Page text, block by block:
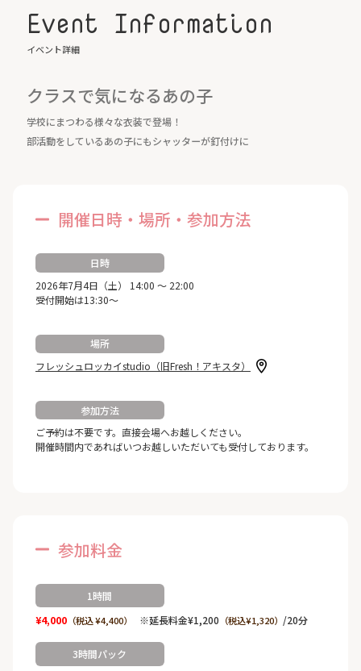
Event Information
イベント詳細
クラスで気になるあの子
学校にまつわる様々な衣装で登場！
部活動をしているあの子にもシャッターが釘付けに
開催日時・場所・参加方法
日時
2026年7月4日（土） 14:00 ～ 22:00
受付開始は13:30～
場所
フレッシュロッカイstudio（旧Fresh！アキスタ）
参加方法
ご予約は不要です。直接会場へお越しください。
開催時間内であればいつお越しいただいても受付しております。
参加料金
1時間
¥4,000（税込 ¥4,400） ※延長料金¥1,200 （税込¥1,320） /20分
3時間パック